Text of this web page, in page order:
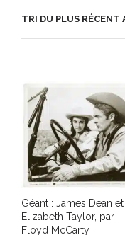
Géant : James Dean et
Elizabeth Taylor, par
Floyd McCarty